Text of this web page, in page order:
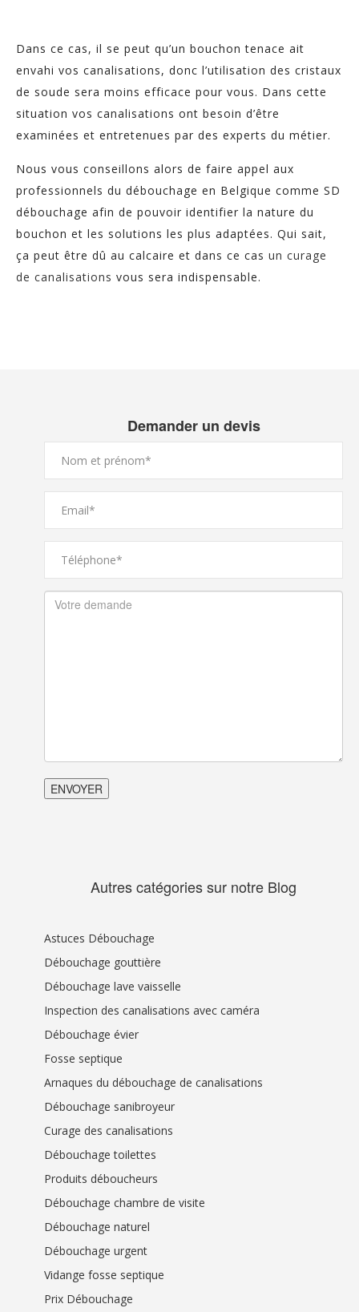
Dans ce cas, il se peut qu’un bouchon tenace ait
envahi vos canalisations, donc l’utilisation des cristaux
de soude sera moins efficace pour vous. Dans cette
situation vos canalisations ont besoin d’être
examinées et entretenues par des experts du métier.
Nous vous conseillons alors de faire appel aux
professionnels du débouchage en Belgique comme SD
débouchage afin de pouvoir identifier la nature du
bouchon et les solutions les plus adaptées. Qui sait,
ça peut être dû au calcaire et dans ce cas un curage
de canalisations vous sera indispensable.
Demander un devis
Autres catégories sur notre Blog
Astuces Débouchage
Débouchage gouttière
Débouchage lave vaisselle
Inspection des canalisations avec caméra
Débouchage évier
Fosse septique
Arnaques du débouchage de canalisations
Débouchage sanibroyeur
Curage des canalisations
Débouchage toilettes
Produits déboucheurs
Débouchage chambre de visite
Débouchage naturel
Débouchage urgent
Vidange fosse septique
Prix Débouchage